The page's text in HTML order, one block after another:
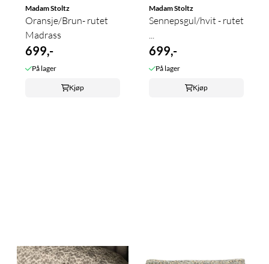
Madam Stoltz
Oransje/Brun- rutet
Madrass
699,-
På lager
Kjøp
Madam Stoltz
Sennepsgul/hvit - rutet
...
699,-
På lager
Kjøp